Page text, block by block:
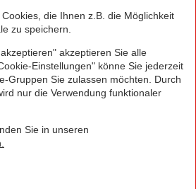
, Programmier- und
sind vorbehalten.
Lebensmittelfilialbetrieb
Compliance